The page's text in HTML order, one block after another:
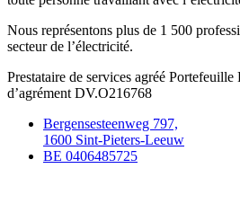
Nous représentons plus de 1 500
secteur de l’électricité.
Prestataire de services agréé
d’agrément DV.O216768
Bergensesteenweg 797,
1600 Sint-Pieters-Leeuw
BE 0406485725